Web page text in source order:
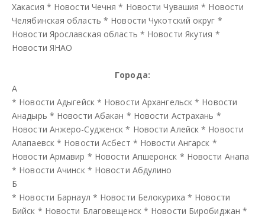
Хакасия * Новости Чечня * Новости Чувашия * Новости
Челябинская область * Новости Чукотский округ *
Новости Ярославская область * Новости Якутия *
Новости ЯНАО
Города:
А
* Новости Адыгейск * Новости Архангельск * Новости
Анадырь * Новости Абакан * Новости Астрахань *
Новости Анжеро-Судженск * Новости Алейск * Новости
Алапаевск * Новости Асбест * Новости Ангарск *
Новости Армавир * Новости Апшеронск * Новости Анапа
* Новости Ачинск * Новости Абдулино
Б
* Новости Барнаул * Новости Белокуриха * Новости
Бийск * Новости Благовещенск * Новости Биробиджан *